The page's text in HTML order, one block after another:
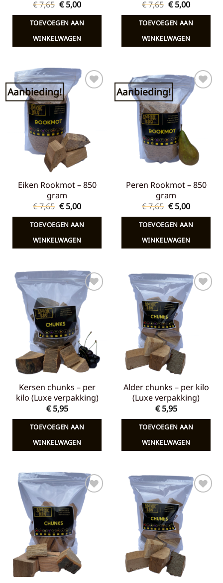
€7,65 Oorspronkelijke
prijs
was:
€ 7,65.
€5,00Huidige
is:
€ 5,00.
TOEVOEGEN AAN
WINKELWAGEN
€7,65
prijs
was:
€ 7,65.
€5,00Huidige
is:
€ 5,00.
TOEVOEGEN AAN
WINKELWAGEN
Aanbieding! Toevoegen
verlanglijst
Eiken Rookmot – 850
gram
€7,65 Oorspronkelijke
prijs
was:
€ 7,65.
€5,00Huidige
prijs
is:
€ 5,00.
TOEVOEGEN AAN
WINKELWAGEN
Aanbieding!
Toevoegen
verlanglijst
Peren Rookmot – 850
gram
€7,65
prijs
was:
€ 7,65.
€5,00Huidige
prijs
is:
€ 5,00.
TOEVOEGEN AAN
WINKELWAGEN
Toevoegen
aan
verlanglijst
Kersen chunks – per
kilo (Luxe verpakking)
€5,95
TOEVOEGEN AAN
WINKELWAGEN
Toevoegen
verlanglijst
Alder chunks – per kilo
(Luxe verpakking)
€5,95
TOEVOEGEN AAN
WINKELWAGEN
Toevoegen
aan
verlanglijst
Toevoegen
verlanglijst